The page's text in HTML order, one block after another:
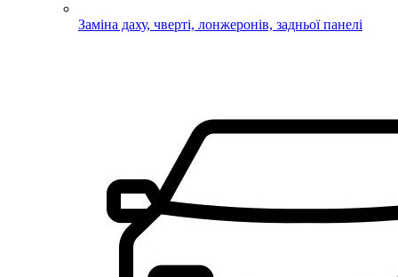
Заміна даху, чверті, лонжеронів, задньої панелі